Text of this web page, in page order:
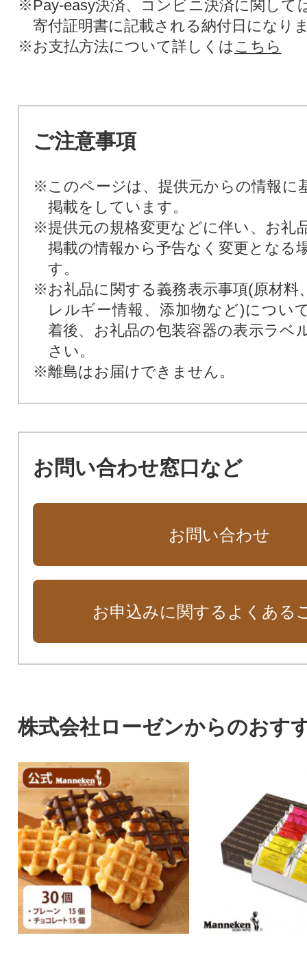
※Pay-easy決済、コンビニ決済に関して
寄付証明書に記載される納付日になり
※お支払方法について詳しくは こちら
ご注意事項
※このページは、提供元からの情報に
掲載をしています。
※提供元の規格変更などに伴い、お礼
掲載の情報から予告なく変更となる
す。
※お礼品に関する義務表示事項(原材料
レルギー情報、添加物など)につい
着後、お礼品の包装容器の表示ラベ
さい。
※離島はお届けできません。
お問い合わせ窓口など
お問い合わせ
お申込みに関するよくある
株式会社ローゼンからのおす